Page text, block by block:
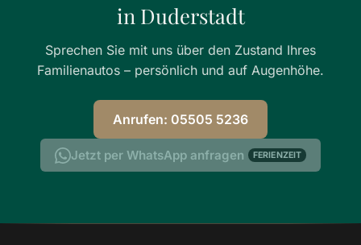
in Duderstadt
Sprechen Sie mit uns über den Zustand Ihres
Familienautos – persönlich und auf Augenhöhe.
Anrufen: 05505 5236
Jetzt per WhatsApp anfragen FERIENZEIT